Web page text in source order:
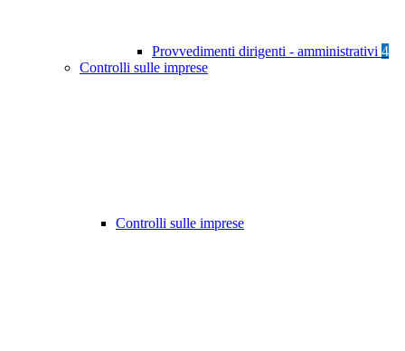
Provvedimenti dirigenti - amministrativi 4
Controlli sulle imprese
Controlli sulle imprese